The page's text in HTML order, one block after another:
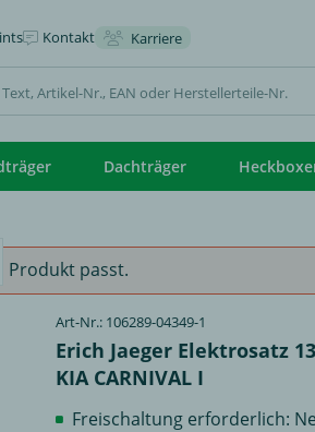
Kontakt Karriere
Dachträger
Produkt passt.
Art-Nr.: 106289-04349-1
Erich Jaeger Elektrosatz
KIA CARNIVAL I
Freischaltung erforderlich: